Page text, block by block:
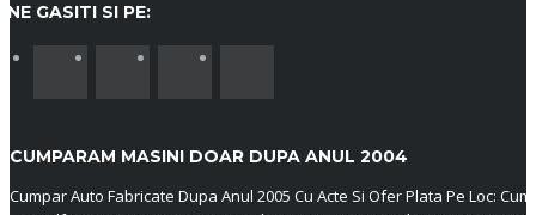
NE GASITI SI PE:
CUMPARAM MASINI DOAR DUPA ANUL 2004
Cumpar Auto Fabricate Dupa Anul 2005 Cu Acte Si Ofer Plata Pe Loc: